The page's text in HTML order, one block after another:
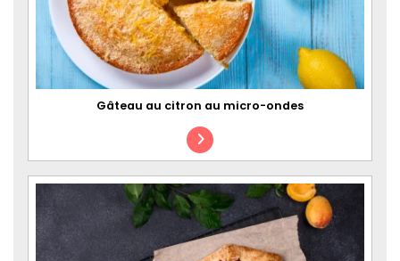
Gâteau au citron au micro-ondes